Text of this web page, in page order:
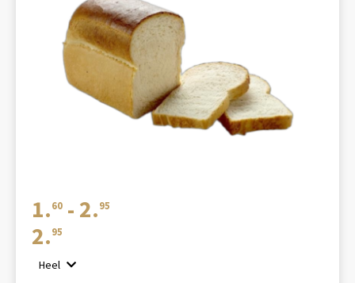
1. 60 - 2. 95
2. 95
Heel